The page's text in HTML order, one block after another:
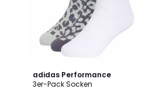
adidas Performance
3er-Pack Socken
4,9
/ 5